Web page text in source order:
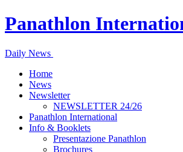
Panathlon
Daily News
Home
News
Newsletter
NEWSLETTER 24/26
Panathlon International
Info & Booklets
Presentazione Panathlon
Brochures